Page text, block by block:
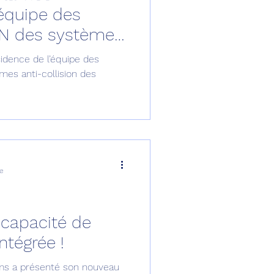
ESPACE
de Dubaï 25
Avionneurs
des
des systèmes
drones !
de l’équipe des
anti-collision des
de
!
a présenté son nouveau